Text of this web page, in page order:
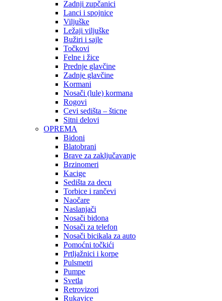
Zadnji zupčanici
Lanci i spojnice
Viljuške
Ležaji viljuške
Bužiri i sajle
Točkovi
Felne i žice
Prednje glavčine
Zadnje glavčine
Kormani
Nosači (lule) kormana
Rogovi
Cevi sedišta – šticne
Sitni delovi
OPREMA
Bidoni
Blatobrani
Brave za zaključavanje
Brzinomeri
Kacige
Sedišta za decu
Torbice i rančevi
Naočare
Naslanjači
Nosači bidona
Nosači za telefon
Nosači bicikala za auto
Pomoćni točkići
Prtljažnici i korpe
Pulsmetri
Pumpe
Svetla
Retrovizori
Rukavice